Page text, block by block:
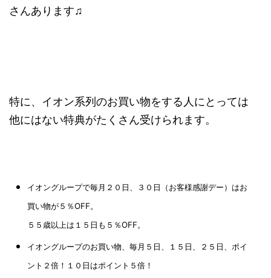
さんあります♫
特に、イオン系列のお買い物をする人にとっては
他にはない特典がたくさん受けられます。
イオングループで毎月２０日、３０日（お客様感謝デー）はお
買い物が５％OFF。
５５歳以上は１５日も５％OFF。
イオングループのお買い物、毎月５日、１５日、２５日、ポイ
ント２倍！１０日はポイント５倍！